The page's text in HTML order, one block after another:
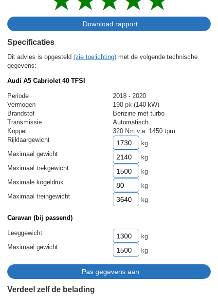
Specificaties
Dit advies is opgesteld (zie toelichting) met de volgende technische
gegevens:
Audi A5 Cabriolet 40 TFSI
Periode
2018 - 2020
Vermogen
190 pk (140 kW)
Brandstof
Benzine met turbo
Transmissie
Automatisch
Koppel
320 Nm v.a. 1450 tpm
Rijklaargewicht
kg
Maximaal gewicht
kg
Maximaal trekgewicht
kg
Maximale kogeldruk
kg
Maximaal treingewicht
kg
Caravan (bij passend)
Leeggewicht
kg
Maximaal gewicht
kg
Verdeel zelf de belading